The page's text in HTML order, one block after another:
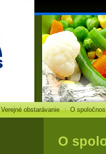
Verejné obstarávanie O
O